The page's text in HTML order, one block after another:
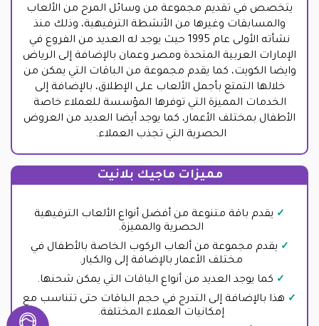
يتخصص في تقديم مجموعة من وسائل المرح من الألعاب
والمسابقات وغيرها من الأنشطة الترفيهية، وذلك منذ
نشأته الأولى عام 1995 حيث يوجد له العديد من الفروع في
الإمارات العربية المتحدة ومصر وعمان بالإضافة إلى الرياض
وايضا الكويت، كما يقدم مجموعة من الباقات التي يمكن من
خلالها التمتع بأجمل الألعاب على الإطلاق، بالإضافة إلى
الخدمات المميزة التي توفرها المؤسسة للعملاء خاصة
الأطفال بمختلف الأعمار، كما يوجد أيضا العديد من العروض
الحصرية التي تجذب العملاء.
مميزات ماجيك بلانيت
يقدم باقة متنوعة من أفضل أنواع الألعاب الترفيهية
الحصرية والمميزة.
يقدم مجموعة من ألعاب الركوب الخاصة بالأطفال في
مختلف الأعمار بالإضافة إلى والكبار.
كما يوجد العديد من أنواع الباقات التي يمكن شحنها.
هذا بالإضافة إلى التدرج في حجم الباقات حتى تتناسب مع
إمكانيات العملاء المختلفة.